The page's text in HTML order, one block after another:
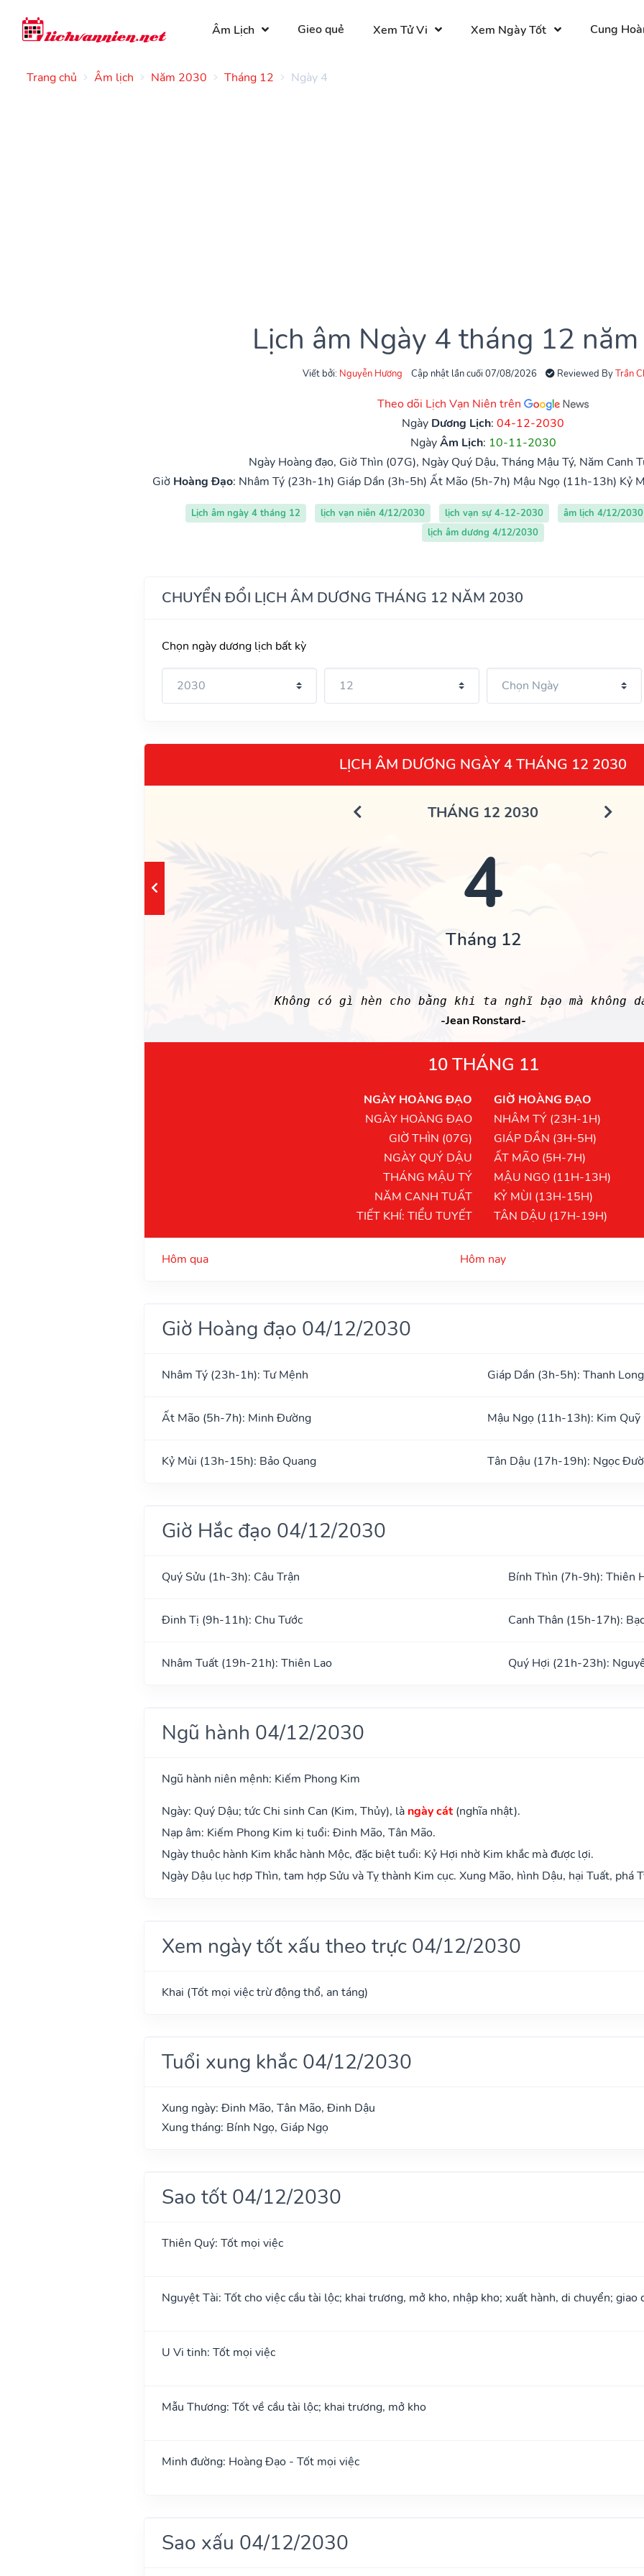
Âm Lịch Gieo quẻ Xem Tử Vi Xem Ngày Tốt Cung
Trang chủ Âm lịch Năm 2030 Tháng 12 Ngày 4
Lịch âm Ngày 4 tháng 12
Viết bởi: Nguyễn Hương Cập nhật lần cuối 07/08/2026 Reviewed ByTrần
Theo dõi Lịch Vạn Niên trên
Ngày Dương Lịch: 04-12-2030
NgàyÂm Lịch: 10-11-2030
Ngày Hoàng đạo, Giờ Thìn (07G), Ngày Quý Dậu, Tháng Mậu Tý, Năm Canh
Giờ Hoàng Đạo: Nhâm Tý (23h-1h) Giáp Dần (3h-5h) Ất Mão (5h-7h) Mậu Ngọ (11h-13h) Kỷ
Lịch âm ngày 4 tháng 12 lịch vạn niên 4/12/2030 lịch vạn sự 4-12-2030 âm lịch 4/12/2030
lịch âm dương 4/12/2030
CHUYỂN ĐỔI LỊCH ÂM DƯƠNG THÁNG 12 NĂM 2030
Chọn ngày dương lịch bất kỳ
LỊCH ÂM DƯƠNG NGÀY 4 THÁNG 12 2030
THÁNG 12 2030
4
Tháng 12
Không có gì hèn cho bằng khi ta nghĩ bạo mà không
-Jean Ronstard-
10 THÁNG 11
NGÀY HOÀNG ĐẠO
NGÀY HOÀNG ĐẠO
GIỜ THÌN (07G)
NGÀY QUÝ DẬU
THÁNG MẬU TÝ
NĂM CANH TUẤT
TIẾT KHÍ: TIỂU TUYẾT
GIỜ HOÀNG ĐẠO
NHÂM TÝ (23H-1H)
GIÁP DẦN (3H-5H)
ẤT MÃO (5H-7H)
MẬU NGỌ (11H-13H)
KỶ MÙI (13H-15H)
TÂN DẬU (17H-19H)
Hôm qua Hôm nay
Giờ Hoàng đạo 04/12/2030
Nhâm Tý (23h-1h): Tư Mệnh Giáp Dần (3h-5h): Thanh Long
Ất Mão (5h-7h): Minh Đường Mậu Ngọ (11h-13h): Kim Quỹ
Kỷ Mùi (13h-15h): Bảo Quang Tân Dậu (17h-19h): Ngọc
Giờ Hắc đạo 04/12/2030
Quý Sửu (1h-3h): Câu Trận Bính Thìn (7h-9h): Thiên
Đinh Tị (9h-11h): Chu Tước Canh Thân (15h-17h):
Nhâm Tuất (19h-21h): Thiên Lao Quý Hợi (21h-23h):
Ngũ hành 04/12/2030
Ngũ hành niên mệnh: Kiếm Phong Kim
Ngày: Quý Dậu; tức Chi sinh Can (Kim, Thủy), là ngày cát(nghĩa nhật).
Nạp âm: Kiếm Phong Kim kị tuổi: Đinh Mão, Tân Mão.
Ngày thuộc hành Kim khắc hành Mộc, đặc biệt tuổi: Kỷ Hợi nhờ Kim khắc mà được lợi.
Ngày Dậu lục hợp Thìn, tam hợp Sửu và Tỵ thành Kim cục. Xung Mão, hình Dậu, hại Tuất, phá
Xem ngày tốt xấu theo trực 04/12/2030
Khai (Tốt mọi việc trừ động thổ, an táng)
Tuổi xung khắc 04/12/2030
Xung ngày: Đinh Mão, Tân Mão, Đinh Dậu
Xung tháng: Bính Ngọ, Giáp Ngọ
Sao tốt 04/12/2030
Thiên Quý: Tốt mọi việc
Nguyệt Tài: Tốt cho việc cầu tài lộc; khai trương, mở kho, nhập kho; xuất hành, di chuyển; giao
U Vi tinh: Tốt mọi việc
Mẫu Thương: Tốt về cầu tài lộc; khai trương, mở kho
Minh đường: Hoàng Đạo - Tốt mọi việc
Sao xấu 04/12/2030